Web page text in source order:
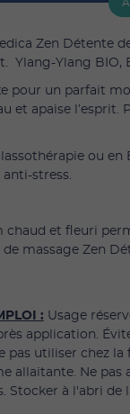
Zen Détente
Ylang-Ylang BIO,
pour un parfait
et apaise l’esprit.
ou
anti-stress.
chaud et fleuri
massage Zen
: Usage
application.
pas utiliser chez
allaitante. Ne pas
Stocker à l'abri